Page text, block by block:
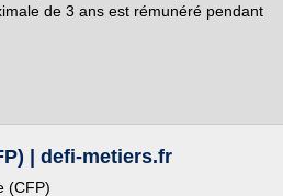
de 3 ans est rémunéré pendant
| defi-metiers.fr
(CFP)